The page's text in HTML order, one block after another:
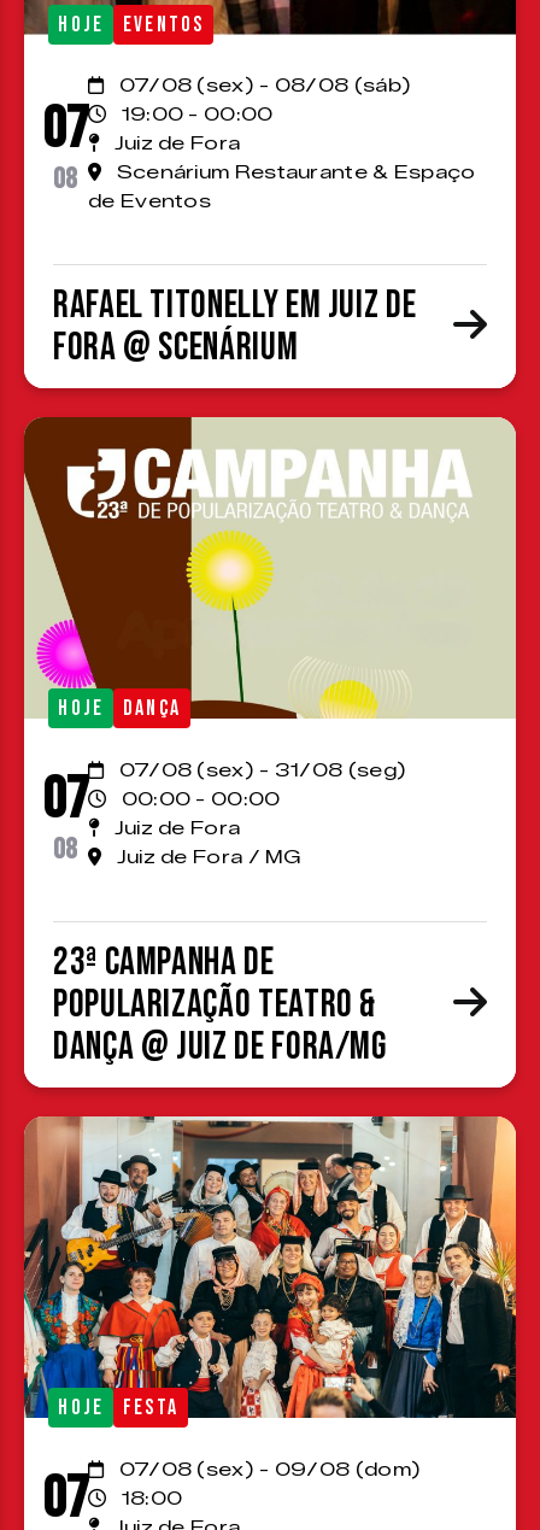
HOJE EVENTOS
07
08
07/08 (sex) - 08/08 (sáb)
19:00 - 00:00
Juiz de Fora
Scenárium Restaurante & Espaço
de Eventos
Rafael Titonelly em Juiz de
Fora @ Scenárium
HOJE DANÇA
07
08
07/08 (sex) - 31/08 (seg)
00:00 - 00:00
Juiz de Fora
Juiz de Fora / MG
23ª Campanha de
Popularização Teatro &
Dança @ Juiz de Fora/MG
HOJE FESTA
07
07/08 (sex) - 09/08 (dom)
18:00